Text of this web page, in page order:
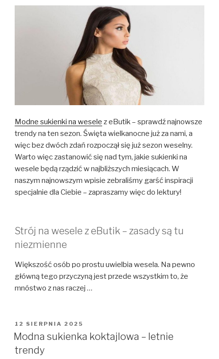
Modne sukienki na wesele z eButik – sprawdź najnowsze
trendy na ten sezon. Święta wielkanocne już za nami, a
więc bez dwóch zdań rozpoczął się już sezon weselny.
Warto więc zastanowić się nad tym, jakie sukienki na
wesele będą rządzić w najbliższych miesiącach. W
naszym najnowszym wpisie zebraliśmy garść inspiracji
specjalnie dla Ciebie – zapraszamy więc do lektury!
Strój na wesele z eButik – zasady są tu
niezmienne
Większość osób po prostu uwielbia wesela. Na pewno
główną tego przyczyną jest przede wszystkim to, że
mnóstwo z nas raczej …
OPUBLIKOWANE
W
12 SIERPNIA 2025
Modna sukienka koktajlowa – letnie
trendy